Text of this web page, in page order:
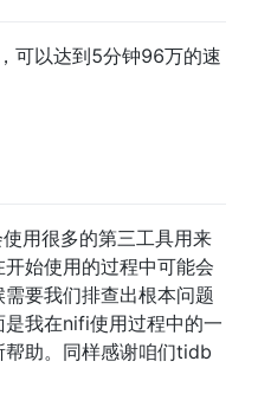
可以达到5分钟96万的速
用很多的第三工具用来
始使用的过程中可能会
要我们排查出根本问题
我在nifi使用过程中的一
助。同样感谢咱们tidb